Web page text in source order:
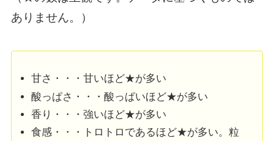
ありません。）
甘さ・・・甘いほど★が多い
酸っぱさ・・・酸っぱいほど★が多い
香り・・・強いほど★が多い
食感・・・トロトロであるほど★が多い。粒